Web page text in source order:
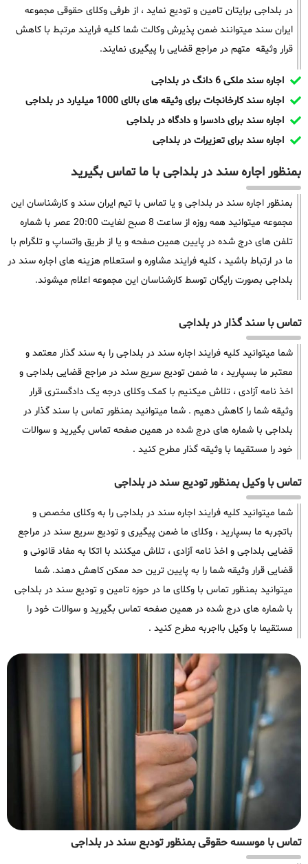
در بلداجی برایتان تامین و تودیع نماید ، از طرفی وکلای حقوقی مجموعه
ایران سند میتوانند ضمن پذیرش وکالت شما کلیه فرایند مرتبط با کاهش
قرار وثیقه متهم در مراجع قضایی را پیگیری نمایند.
اجاره سند ملکی 6 دانگ در بلداجی
اجاره سند کارخانجات برای وثیقه های بالای 1000 میلیارد در بلداجی
اجاره سند برای دادسرا و دادگاه در بلداجی
اجاره سند برای تعزیرات در بلداجی
بمنظور اجاره سند در بلداجی با ما تماس بگیرید
بمنظور اجاره سند در بلداجی و یا تماس با تیم ایران سند و کارشناسان این
مجموعه میتوانید همه روزه از ساعت 8 صبح لغایت 20:00 عصر با شماره
تلفن های درج شده در پایین همین صفحه و یا از طریق واتساپ و تلگرام با
ما در ارتباط باشید ، کلیه فرایند مشاوره و استعلام هزینه های اجاره سند در
بلداجی بصورت رایگان توسط کارشناسان این مجموعه اعلام میشوند.
تماس با سند گذار در بلداجی
شما میتوانید کلیه فرایند اجاره سند در بلداجی را به سند گذار معتمد و
معتبر ما بسپارید ، ما ضمن تودیع سریع سند در مراجع قضایی بلداجی و
اخذ نامه آزادی ، تلاش میکنیم با کمک وکلای درجه یک دادگستری قرار
وثیقه شما را کاهش دهیم . شما میتوانید بمنظور تماس با سند گذار در
بلداجی با شماره های درج شده در همین صفحه تماس بگیرید و سوالات
خود را مستقیما با وثیقه گذار مطرح کنید .
تماس با وکیل بمنظور تودیع سند در بلداجی
شما میتوانید کلیه فرایند اجاره سند در بلداجی را به وکلای مخصص و
باتجربه ما بسپارید ، وکلای ما ضمن پیگیری و تودیع سریع سند در مراجع
قضایی بلداجی و اخذ نامه آزادی ، تلاش میکنند با اتکا به مفاد قانونی و
قضایی قرار وثیقه شما را به پایین ترین حد ممکن کاهش دهند. شما
میتوانید بمنظور تماس با وکلای ما در حوزه تامین و تودیع سند در بلداجی
با شماره های درج شده در همین صفحه تماس بگیرید و سوالات خود را
مستقیما با وکیل بااجربه مطرح کنید .
تماس با موسسه حقوقی بمنظور تودبع سند در بلداجی